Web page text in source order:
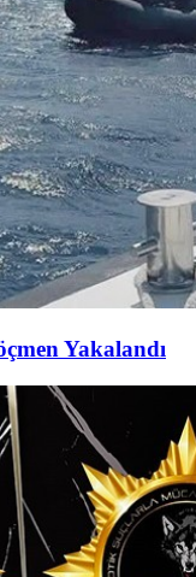
Yakalandı